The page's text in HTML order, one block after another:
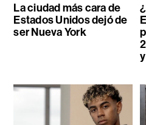
La ciudad más cara de
Estados Unidos dejó de
ser Nueva York